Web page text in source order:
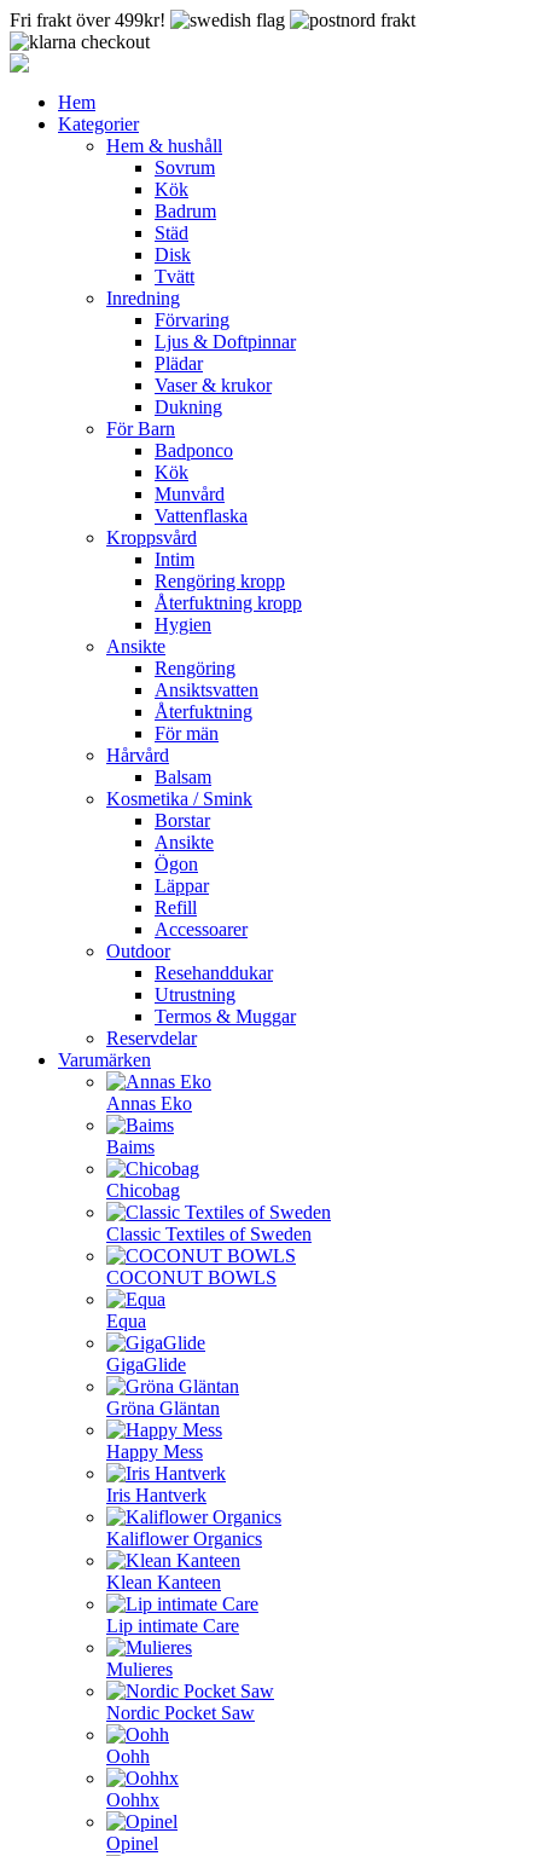
Fri frakt över 499kr!
Hem
Kategorier
Hem & hushåll
Sovrum
Kök
Badrum
Städ
Disk
Tvätt
Inredning
Förvaring
Ljus & Doftpinnar
Plädar
Vaser & krukor
Dukning
För Barn
Badponco
Kök
Munvård
Vattenflaska
Kroppsvård
Intim
Rengöring kropp
Återfuktning kropp
Hygien
Ansikte
Rengöring
Ansiktsvatten
Återfuktning
För män
Hårvård
Balsam
Kosmetika / Smink
Borstar
Ansikte
Ögon
Läppar
Refill
Accessoarer
Outdoor
Resehanddukar
Utrustning
Termos & Muggar
Reservdelar
Varumärken
Annas Eko
Baims
Chicobag
Classic Textiles of Sweden
COCONUT BOWLS
Equa
GigaGlide
Gröna Gläntan
Happy Mess
Iris Hantverk
Kaliflower Organics
Klean Kanteen
Lip intimate Care
Mulieres
Nordic Pocket Saw
Oohh
Oohhx
Opinel